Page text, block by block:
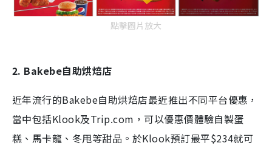
點擊圖片放大
2. Bakebe自助烘焙店
近年流行的Bakebe自助烘焙店最近推出不同平台優惠，
當中包括Klook及Trip.com，可以優惠價體驗自製蛋
糕、馬卡龍、冬甩等甜品。於Klook預訂最平$234就可